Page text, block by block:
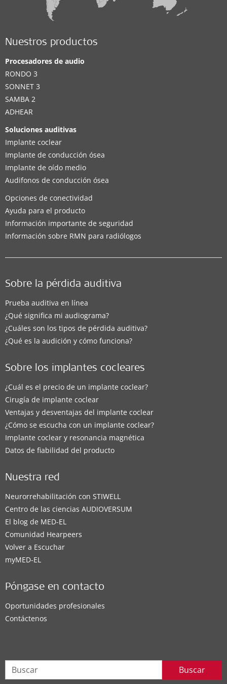
Nuestros productos
Procesadores de audio
RONDO 3
SONNET 3
SAMBA 2
ADHEAR
Soluciones auditivas
Implante coclear
Implante de conducción ósea
Implante de oído medio
Audifonos de conducción ósea
Opciones de conectividad
Ayuda para el producto
Información importante de seguridad
Información sobre RMN para radiólogos
Sobre la pérdida auditiva
Prueba auditiva en línea
¿Qué significa mi audiograma?
¿Cuáles son los tipos de pérdida auditiva?
¿Qué es la audición y cómo funciona?
Sobre los implantes cocleares
¿Cuál es el precio de un implante coclear?
Cirugía de implante coclear
Ventajas y desventajas del implante coclear
¿Cómo se escucha con un implante coclear?
Implante coclear y resonancia magnética
Datos de fiabilidad del producto
Nuestra red
Neurorrehabilitación con STIWELL
Centro de las ciencias AUDIOVERSUM
El blog de MED-EL
Comunidad Hearpeers
Volver a Escuchar
myMED‑EL
Póngase en contacto
Oportunidades profesionales
Contáctenos
Buscar